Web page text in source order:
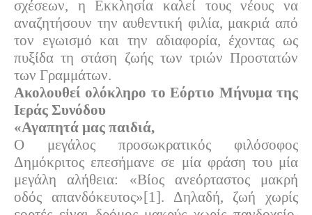
σχέσεων, η Εκκλησία καλεί τους νέους να
αναζητήσουν την αυθεντική φιλία, μακριά από
τον εγωισμό και την αδιαφορία, έχοντας ως
πυξίδα τη στάση ζωής των τριών Προστατών
των Γραμμάτων.
Ακολουθεί ολόκληρο το Εόρτιο Μήνυμα της
Ιεράς Συνόδου
«Αγαπητά μας παιδιά,
Ο μεγάλος προσωκρατικός φιλόσοφος
Δημόκριτος επεσήμανε σε μία φράση του μία
μεγάλη αλήθεια: «Βίος ανεόρταστος μακρή
οδός απανδόκευτος»[1]. Δηλαδή, ζωή χωρίς